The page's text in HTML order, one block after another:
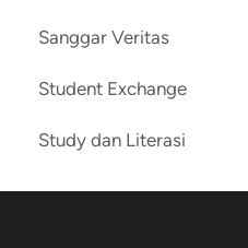
Sanggar Veritas
Student Exchange
Study dan Literasi